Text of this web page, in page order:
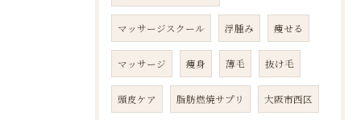
マッサージスクール 浮腫み 痩せる
マッサージ 痩身 薄毛 抜け毛
頭皮ケア 脂肪燃焼サプリ 大阪市西区